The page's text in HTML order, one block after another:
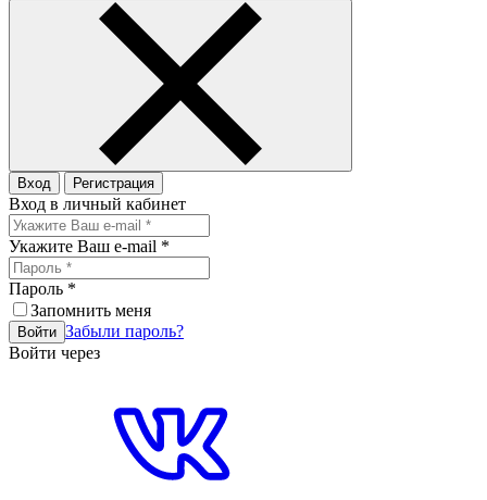
Вход Регистрация
Вход в личный кабинет
Укажите Ваш e-mail *
Пароль *
Запомнить меня
Войти Забыли пароль?
Войти через